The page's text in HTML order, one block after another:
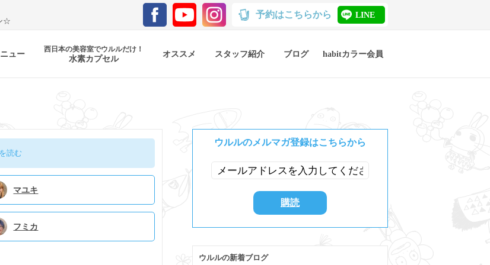
☆
予約はこちらから LINE
ュー 西日本の美容室でウルルだけ！
水素カプセル オススメ スタッフ紹介 ブログ habitカラー会員
読む
マユキ
フミカ
ウルルのメルマガ登録はこちらから
ウルルの新着ブログ